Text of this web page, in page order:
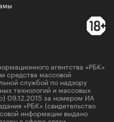
агентства «РБК»
средства массовой
службой по надзору
технологий и массовых
09.12.2015 за номером ИА
«РБК» (свидетельство
информации выдано